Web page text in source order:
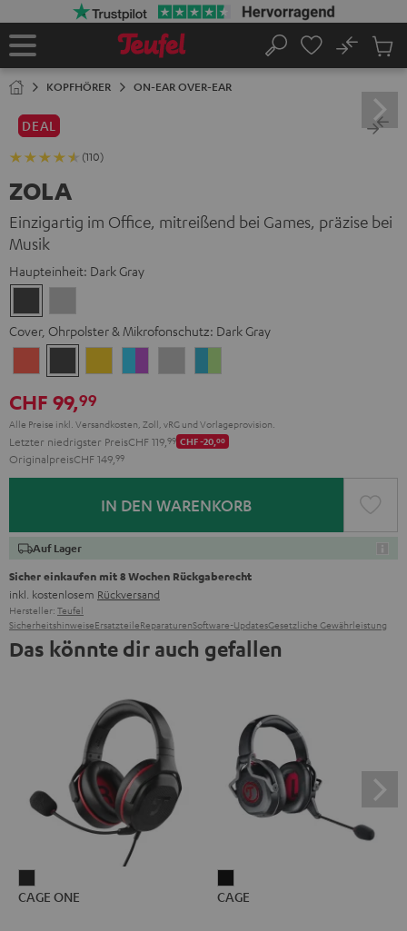
Startseite
Suche
No
KOPFHÖRER ON-EAR OVER-EAR
DEAL
(110)
ZOLA
Einzigartig im Office, mitreißend bei Games, präzise bei
Musik
Haupteinheit: Dark Gray
Gray
Cover, Ohrpolster & Mikrofonschutz: Dark Gray
Red
Gray
Amber
Gray
CHF 99,99
Alle Preise inkl. Versandkosten, Zoll, vRG und Vorlageprovision.
Letzter niedrigster PreisCHF 119, 99 CHF -20,00
OriginalpreisCHF 149, 99
IN DEN WARENKORB
Auf Lager
Sicher einkaufen mit 8 Wochen Rückgaberecht
inkl. kostenlosem Rückversand
Hersteller: Teufel
SicherheitshinweiseErsatzteileReparaturenSoftware-UpdatesGesetzliche Gewährleistung
Das könnte dir auch gefallen
ONE
CAGE ONE
Schwarz
CAGE